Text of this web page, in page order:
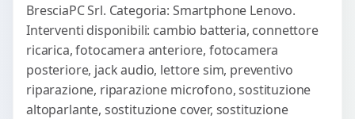
BresciaPC Srl. Categoria: Smartphone Lenovo.
Interventi disponibili: cambio batteria, connettore
ricarica, fotocamera anteriore, fotocamera
posteriore, jack audio, lettore sim, preventivo
riparazione, riparazione microfono, sostituzione
altoparlante, sostituzione cover, sostituzione